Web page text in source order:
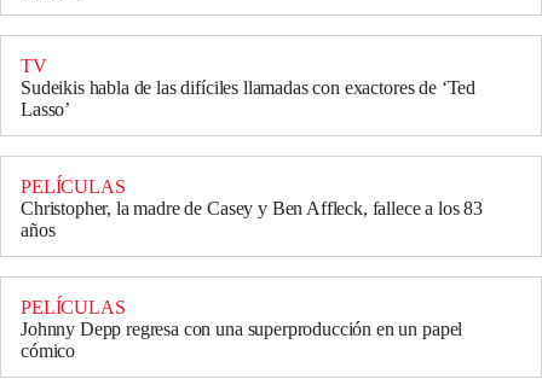
TV
Sudeikis habla de las difíciles llamadas con exactores de ‘Ted
Lasso’
PELÍCULAS
Christopher, la madre de Casey y Ben Affleck, fallece a los 83
años
PELÍCULAS
Johnny Depp regresa con una superproducción en un papel
cómico